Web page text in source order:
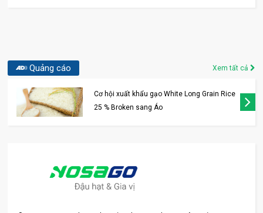
Quảng cáo Xem tất cả
Cơ hội xuất khẩu gạo White Long Grain Rice
25 % Broken sang Áo